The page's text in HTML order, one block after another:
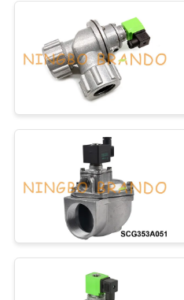
गुणवत्ता
संपर्क
करें